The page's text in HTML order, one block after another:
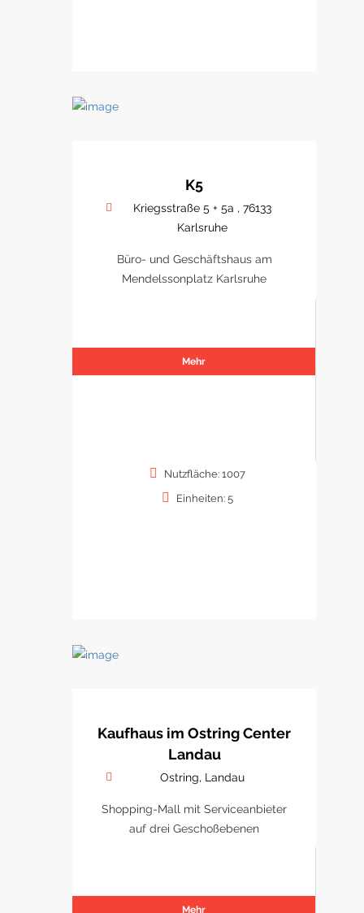
K5
Kriegsstraße 5 + 5a , 76133
Karlsruhe
Büro- und Geschäftshaus am
Mendelssonplatz Karlsruhe
Mehr
Nutzfläche: 1007
Einheiten: 5
Kaufhaus im Ostring Center
Landau
Ostring, Landau
Shopping-Mall mit Serviceanbieter
auf drei Geschoßebenen
Mehr